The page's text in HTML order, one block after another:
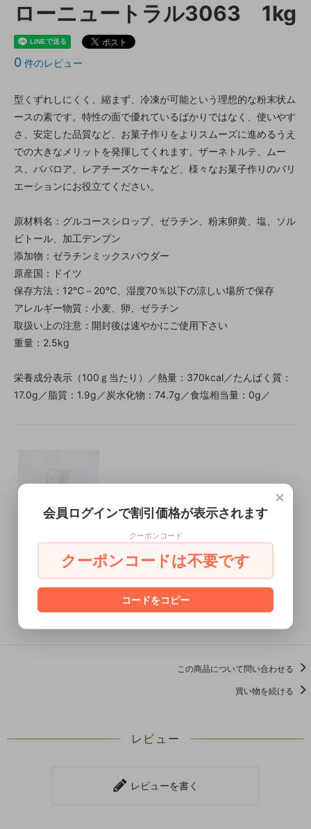
ローニュートラル3063 1kg
0 件のレビュー
型くずれしにくく、縮まず、冷凍が可能という理想的な粉末状ム
ースの素です。特性の面で優れているばかりではなく、使いやす
さ、安定した品質など、お菓子作りをよりスムーズに進めるうえ
での大きなメリットを発揮してくれます。ザーネトルテ、ムー
ス、ババロア、レアチーズケーキなど、様々なお菓子作りのバリ
エーションにお役立てください。
原材料名：グルコースシロップ、ゼラチン、粉末卵黄、塩、ソル
ビトール、加工デンプン
添加物：ゼラチンミックスパウダー
原産国：ドイツ
保存方法：12℃－20℃、湿度70％以下の涼しい場所で保存
アレルギー物質：小麦、卵、ゼラチン
取扱い上の注意：開封後は速やかにご使用下さい
重量：2.5kg
栄養成分表示（100ｇ当たり）／熱量：370kcal／たんぱく質：
17.0g／脂質：1.9g／炭水化物：74.7g／食塩相当量：0g／
この商品を購入する
この商品について問い合わせる
買い物を続ける
レビュー
レビューを書く
×
会員ログインで割引価格が表示されます
クーポンコード
クーポンコードは不要です
コードをコピー